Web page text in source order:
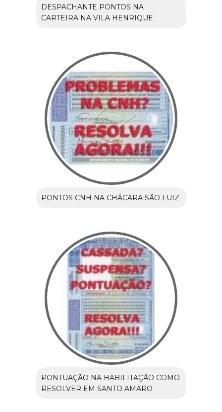
DESPACHANTE PONTOS NA
CARTEIRA NA VILA HENRIQUE
PONTOS CNH NA CHÁCARA SÃO LUIZ
PONTUAÇÃO NA HABILITAÇÃO COMO
RESOLVER EM SANTO AMARO